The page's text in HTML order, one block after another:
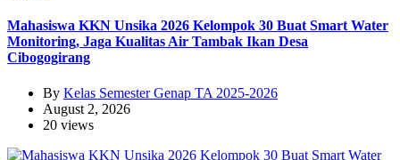
Mahasiswa KKN Unsika 2026 Kelompok 30 Buat Smart Water
Monitoring, Jaga Kualitas Air Tambak Ikan Desa
Cibogogirang
By Kelas Semester Genap TA 2025-2026
August 2, 2026
20 views